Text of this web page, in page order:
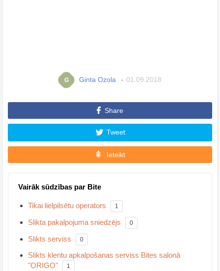
G Ginta Ozola 01.09.2018
Share
Tweet
Ieteikt
Vairāk sūdzības par Bite
Tikai lielpilsētu operators 1
Slikta pakalpojuma sniedzējs 0
Slikts serviss 0
Slikts klentu apkalpošanas serviss Bites salonā
"ORIGO"
1